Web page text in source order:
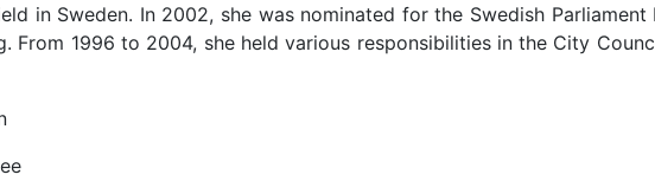
in Sweden. In 2002, she was nominated for the Swedish
1996 to 2004, she held various responsibilities in the City